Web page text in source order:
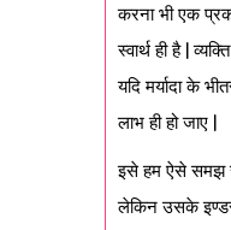
करना भी एक
स्वार्थ ही है |
यदि मर्यादा के
लाभ ही हो जाए |
इसे हम ऐसे समझ
लेकिन उसके